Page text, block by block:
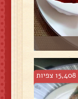
15,408 צפיות